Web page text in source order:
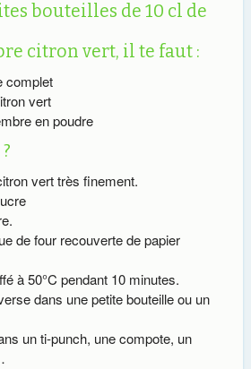
bouteilles de 10 cl de
citron vert, il te faut :
complet
vert
en poudre
vert très finement.
de four recouverte de papier
à 50°C pendant 10 minutes.
dans une petite bouteille ou un
un ti-punch, une compote, un